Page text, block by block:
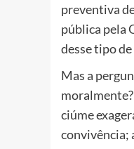
preventiva
pública pela
desse tipo
Mas a
ciúme
convivência;